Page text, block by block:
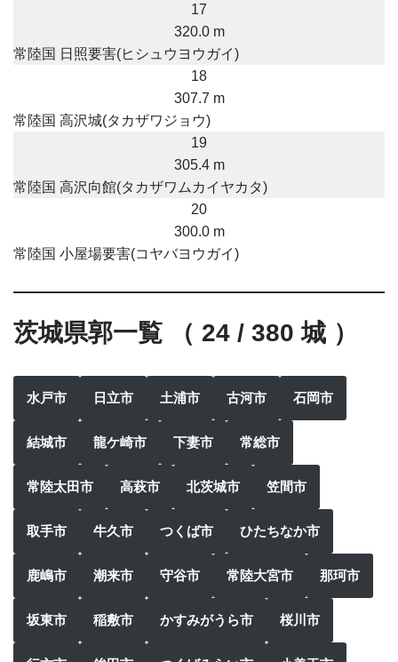
17
320.0 m
常陸国 日照要害(ヒシュウヨウガイ)
18
307.7 m
常陸国 高沢城(タカザワジョウ)
19
305.4 m
常陸国 高沢向館(タカザワムカイヤカタ)
20
300.0 m
常陸国 小屋場要害(コヤバヨウガイ)
茨城県郭一覧 （ 24 / 380 城 ）
水戸市 日立市 土浦市 古河市 石岡市
結城市 龍ケ崎市 下妻市 常総市
常陸太田市 高萩市 北茨城市 笠間市
取手市 牛久市 つくば市 ひたちなか市
鹿嶋市 潮来市 守谷市 常陸大宮市 那珂市
坂東市 稲敷市 かすみがうら市 桜川市